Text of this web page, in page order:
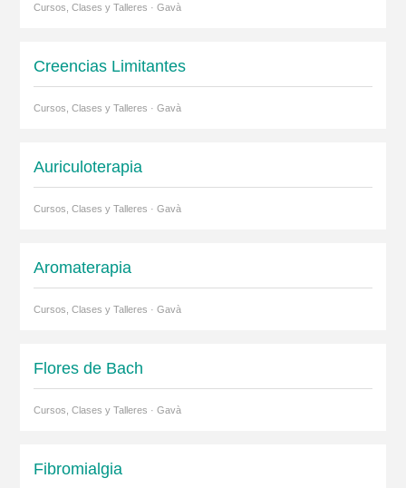
Cursos, Clases y Talleres · Gavà
Creencias Limitantes
Cursos, Clases y Talleres · Gavà
Auriculoterapia
Cursos, Clases y Talleres · Gavà
Aromaterapia
Cursos, Clases y Talleres · Gavà
Flores de Bach
Cursos, Clases y Talleres · Gavà
Fibromialgia